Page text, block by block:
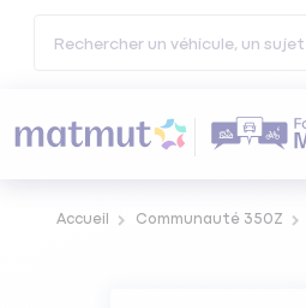
Accueil Communauté 350Z